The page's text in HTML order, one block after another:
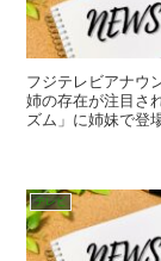
フジテレビアナウ
姉の存在が注目さ
ズム」に姉妹で登
テレビ